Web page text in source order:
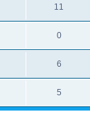
11
0
6
5